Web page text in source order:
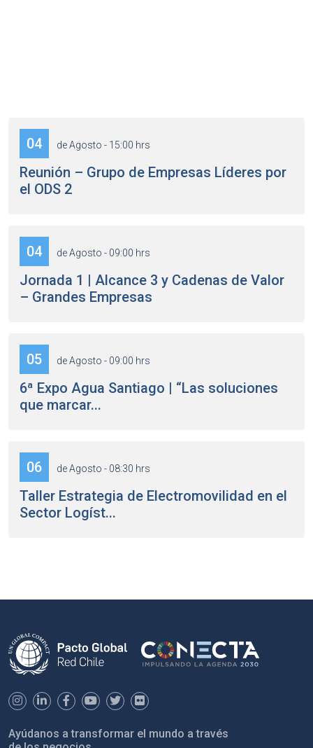
04 de Agosto - 15:00 hrs
Reunión – Grupo de Empresas Líderes por
el ODS 2
04 de Agosto - 09:00 hrs
Jornada 1 | Alcance 3 y Cadenas de Valor
– Grandes Empresas
05 de Agosto - 09:00 hrs
6ª Expo Agua Santiago | “Las soluciones
que marcar...
06 de Agosto - 08:30 hrs
Taller Estrategia de Electromovilidad en el
Sector Logíst...
Ayúdanos a transformar el mundo a través